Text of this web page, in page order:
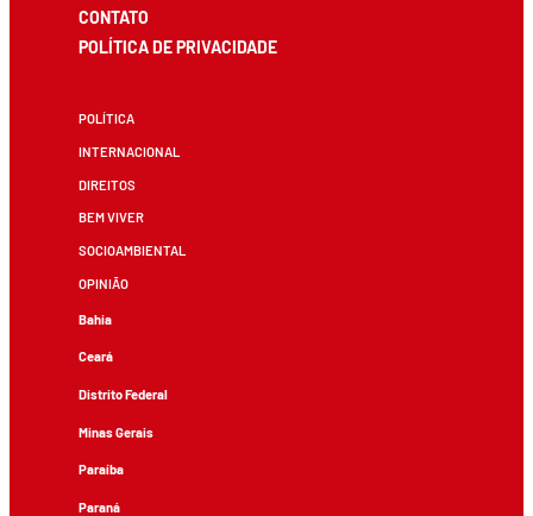
CONTATO
POLÍTICA DE PRIVACIDADE
POLÍTICA
INTERNACIONAL
DIREITOS
BEM VIVER
SOCIOAMBIENTAL
OPINIÃO
Bahia
Ceará
Distrito Federal
Minas Gerais
Paraíba
Paraná